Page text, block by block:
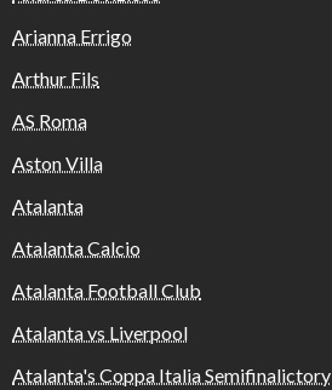
Arianna Errigo
Arthur Fils
AS Roma
Aston Villa
Atalanta
Atalanta Calcio
Atalanta Football Club
Atalanta vs Liverpool
Atalanta's Coppa Italia Semifinalictory